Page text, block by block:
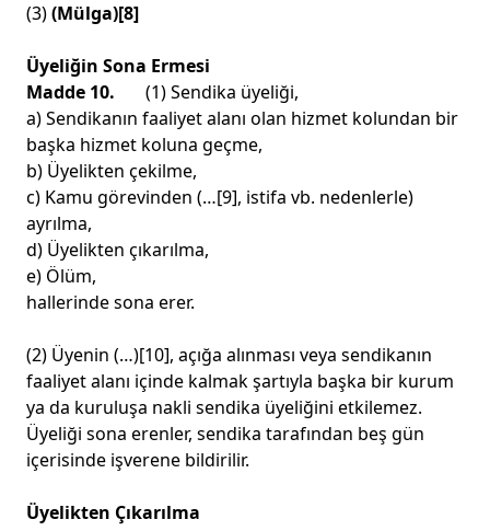
(3)(Mülga)[8]
Üyeliğin Sona Ermesi
Madde 10. (1) Sendika üyeliği,
a) Sendikanın faaliyet alanı olan hizmet kolundan bir
başka hizmet koluna geçme,
b) Üyelikten çekilme,
c) Kamu görevinden (…[9], istifa vb. nedenlerle)
ayrılma,
d) Üyelikten çıkarılma,
e) Ölüm,
hallerinde sona erer.
(2) Üyenin (…)[10], açığa alınması veya sendikanın
faaliyet alanı içinde kalmak şartıyla başka bir kurum
ya da kuruluşa nakli sendika üyeliğini etkilemez.
Üyeliği sona erenler, sendika tarafından beş gün
içerisinde işverene bildirilir.
Üyelikten Çıkarılma